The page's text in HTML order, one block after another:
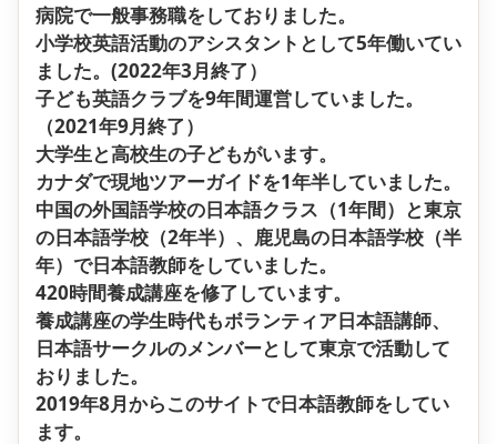
病院で一般事務職をしておりました。
小学校英語活動のアシスタントとして5年働いてい
ました。(2022年3月終了）
子ども英語クラブを9年間運営していました。
（2021年9月終了）
大学生と高校生の子どもがいます。
カナダで現地ツアーガイドを1年半していました。
中国の外国語学校の日本語クラス（1年間）と東京
の日本語学校（2年半）、鹿児島の日本語学校（半
年）で日本語教師をしていました。
420時間養成講座を修了しています。
養成講座の学生時代もボランティア日本語講師、
日本語サークルのメンバーとして東京で活動して
おりました。
2019年8月からこのサイトで日本語教師をしてい
ます。